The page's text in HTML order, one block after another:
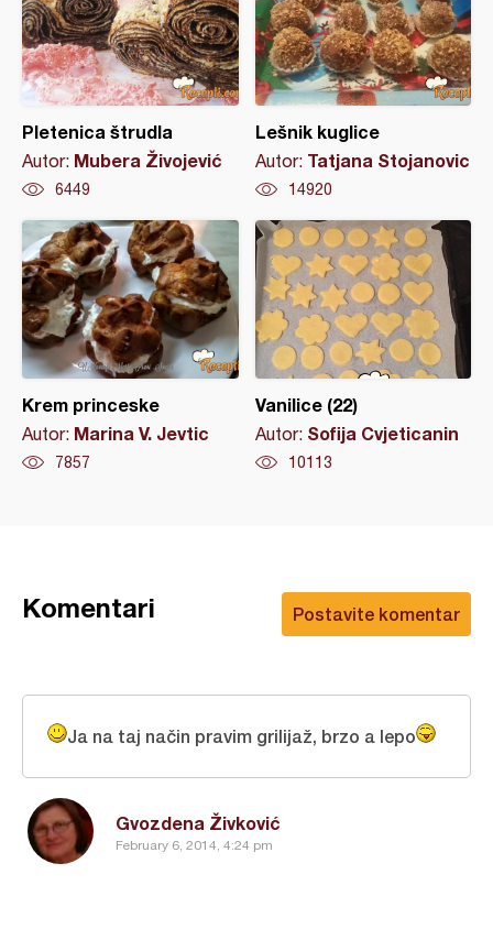
Pletenica štrudla
Autor: Mubera Živojević
6449
Lešnik kuglice
Autor: Tatjana Stojanovic
14920
Krem princeske
Autor: Marina V. Jevtic
7857
Vanilice (22)
Autor: Sofija Cvjeticanin
10113
Postavite komentar
Komentari
Gvozdena Živković
February 6, 2014, 4:24 pm
Ja na taj način pravim grilijaž, brzo a lepo